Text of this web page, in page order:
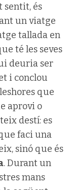
sentit, és
un viatge
tallada en
té les seves
deuria ser
i conclou
que
aprovi o
destí: es
faci una
sinó que és
. Durant un
mans